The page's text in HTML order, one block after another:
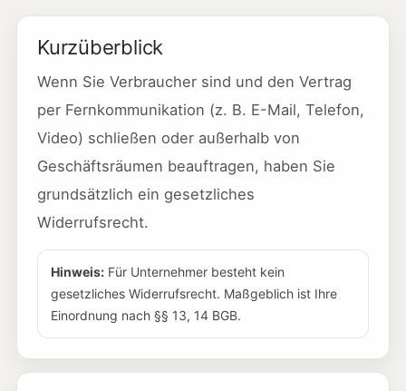
Kurzüberblick
Wenn Sie Verbraucher sind und den Vertrag
per Fernkommunikation (z. B. E-Mail, Telefon,
Video) schließen oder außerhalb von
Geschäftsräumen beauftragen, haben Sie
grundsätzlich ein gesetzliches
Widerrufsrecht.
Hinweis: Für Unternehmer besteht kein
gesetzliches Widerrufsrecht. Maßgeblich ist Ihre
Einordnung nach §§ 13, 14 BGB.